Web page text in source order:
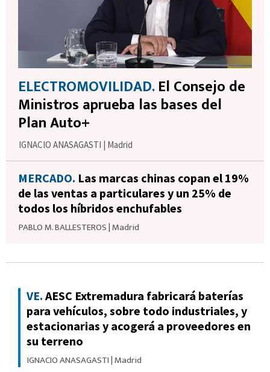
ELECTROMOVILIDAD.El Consejo de
Ministros aprueba las bases del
Plan Auto+
IGNACIO ANASAGASTI | Madrid
MERCADO. Las marcas chinas copan el 19%
de las ventas a particulares y un 25% de
todos los híbridos enchufables
PABLO M. BALLESTEROS|Madrid
VE. AESC Extremadura fabricará baterías
para vehículos, sobre todo industriales, y
estacionarias y acogerá a proveedores en
su terreno
IGNACIO ANASAGASTI|Madrid